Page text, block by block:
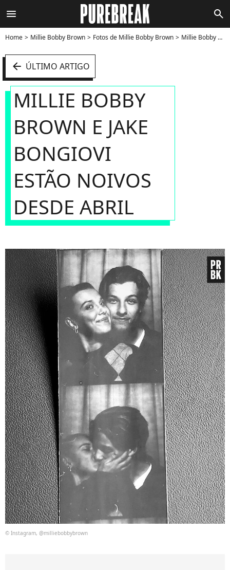
menu search
Home Millie Bobby Brown Fotos de Millie Bobby Brown Millie Bobby Brown e Jake Bongiovi estão noivos desde abril - Foto
arrow_left ÚLTIMO ARTIGO
MILLIE BOBBY
BROWN E JAKE
BONGIOVI
ESTÃO NOIVOS
DESDE ABRIL
© Instagram, @milliebobbybrown